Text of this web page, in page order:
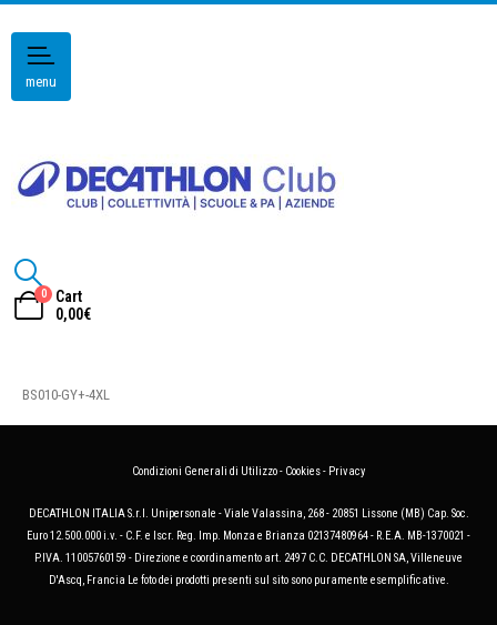
menu
0
Cart
0,00€
BS010-GY+-4XL
Condizioni Generali di Utilizzo- Cookies- Privacy
DECATHLON ITALIA S.r.l. Unipersonale - Viale Valassina, 268 - 20851 Lissone (MB) Cap. Soc.
Euro 12.500.000 i.v. - C.F. e Iscr. Reg. Imp. Monza e Brianza 02137480964 - R.E.A. MB-1370021 -
P.IVA. 11005760159 - Direzione e coordinamento art. 2497 C.C. DECATHLON SA, Villeneuve
D'Ascq, Francia Le foto dei prodotti presenti sul sito sono puramente esemplificative.